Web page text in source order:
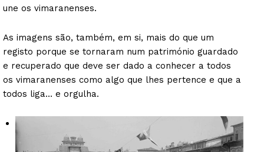
une os vimaranenses.
As imagens são, também, em si, mais do que um
registo porque se tornaram num património guardado
e recuperado que deve ser dado a conhecer a todos
os vimaranenses como algo que lhes pertence e que a
todos liga… e orgulha.